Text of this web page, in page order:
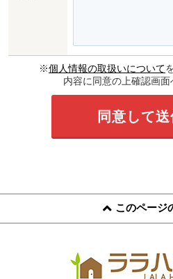
※個人情報の取扱いについて
内容に同意の上確認画面
このページ